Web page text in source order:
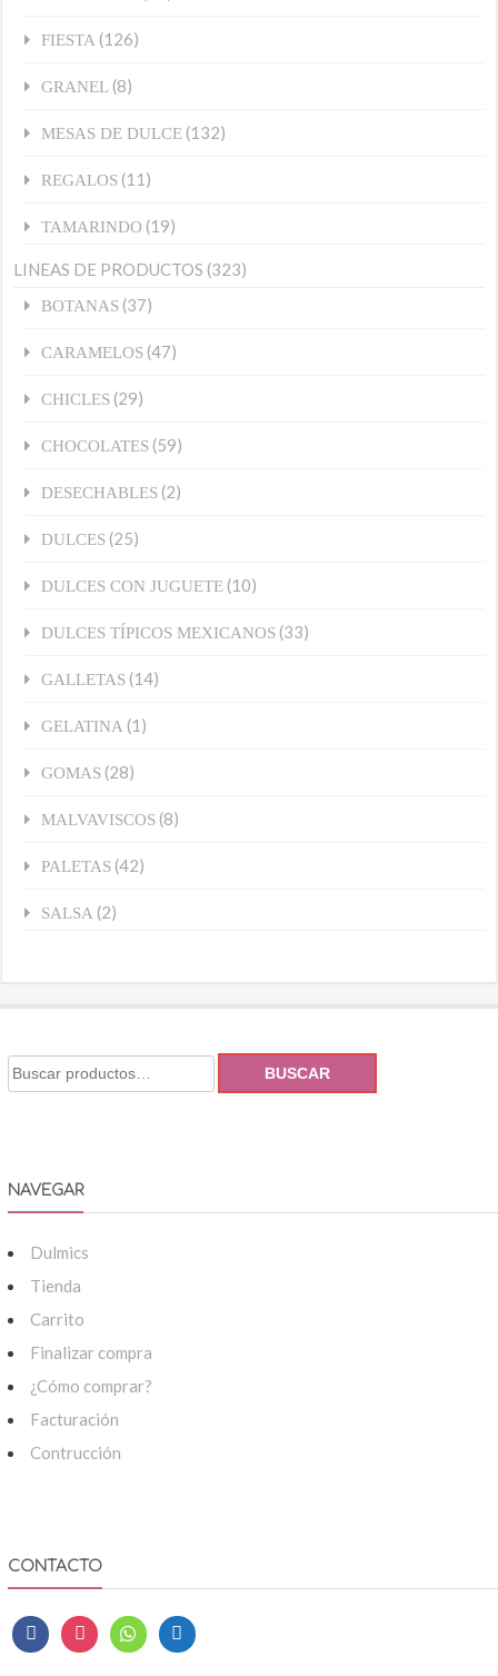
FIESTA (126)
GRANEL (8)
MESAS DE DULCE (132)
REGALOS (11)
TAMARINDO (19)
LINEAS DE PRODUCTOS (323)
BOTANAS (37)
CARAMELOS (47)
CHICLES (29)
CHOCOLATES (59)
DESECHABLES (2)
DULCES (25)
DULCES CON JUGUETE (10)
DULCES TÍPICOS MEXICANOS (33)
GALLETAS (14)
GELATINA (1)
GOMAS (28)
MALVAVISCOS (8)
PALETAS (42)
SALSA (2)
BUSCAR
NAVEGAR
Dulmics
Tienda
Carrito
Finalizar compra
¿Cómo comprar?
Facturación
Contrucción
CONTACTO